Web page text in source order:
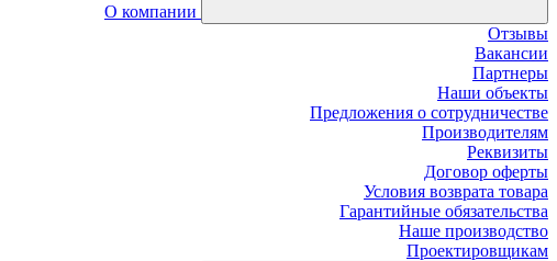
О компании
Отзывы
Вакансии
Партнеры
Наши объекты
Предложения о сотрудничестве
Производителям
Реквизиты
Договор оферты
Условия возврата товара
Гарантийные обязательства
Наше производство
Проектировщикам